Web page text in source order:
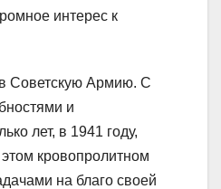
интерес к
Советскую Армию. С
и
лет, в 1941 году,
кровопролитном
на благо своей